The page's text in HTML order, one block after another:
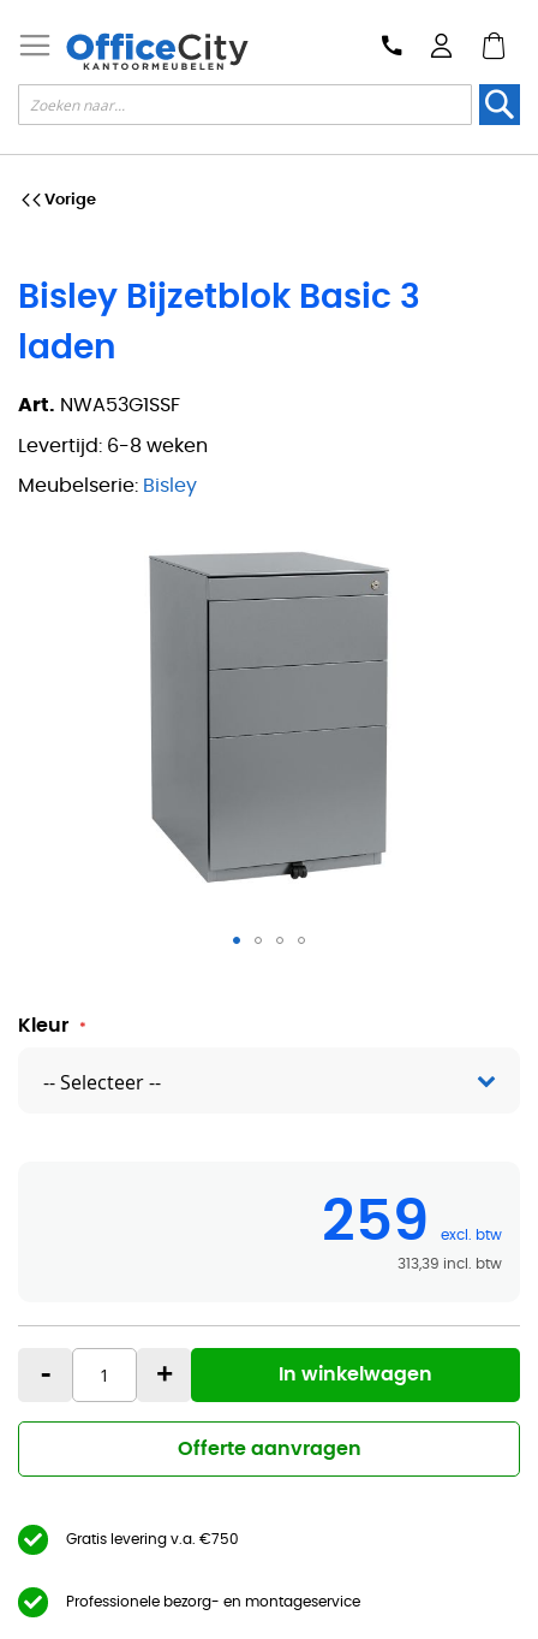
Bisley Bijzetblok Basic 3
laden
Art. NWA53G1SSF
Levertijd: 6-8 weken
Meubelserie: Bisley
Bisley Bijzetblok Basic 3 laden
Kleur
259
313,39
- + In winkelwagen
Offerte aanvragen
Gratis levering v.a. €750
Professionele bezorg- en montageservice
Vorige